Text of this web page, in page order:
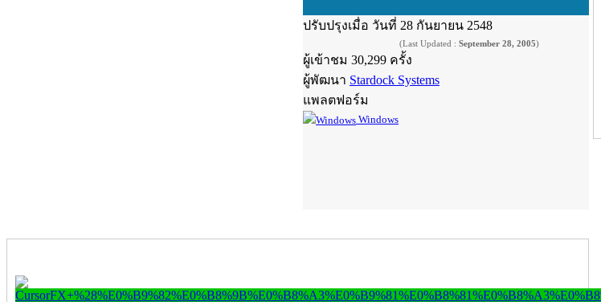
ปรับปรุงเมื่อ วันที่ 28 กันยายน 2548
(Last Updated : September 28, 2005)
ผู้เข้าชม 30,299 ครั้ง
ผู้พัฒนา Stardock Systems
แพลตฟอร์ม
Windows